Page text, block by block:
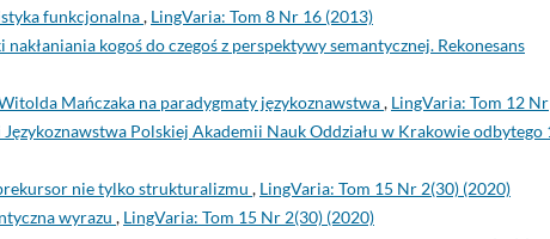
funkcjonalna, LingVaria: Tom 8 Nr 16 (2013)
kogoś do czegoś z perspektywy semantycznej. Rekonesans
Mańczaka na paradygmaty językoznawstwa, LingVaria: Tom 12 Nr
Polskiej Akademii Nauk Oddziału w Krakowie odbytego
nie tylko strukturalizmu , LingVaria: Tom 15 Nr 2(30) (2020)
wyrazu , LingVaria: Tom 15 Nr 2(30) (2020)